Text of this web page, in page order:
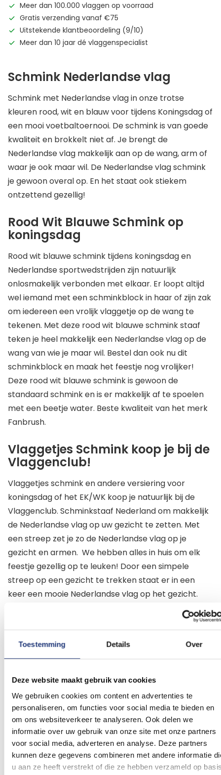
Toestemming Details Over
Deze website maakt gebruik van cookies
We gebruiken cookies om content en advertenties te
personaliseren, om functies voor social media te bieden en
om ons websiteverkeer te analyseren. Ook delen we
informatie over uw gebruik van onze site met onze partners
voor social media, adverteren en analyse. Deze partners
kunnen deze gegevens combineren met andere informatie
u aan ze heeft verstrekt of die ze hebben verzameld op
Meer dan 100.000 vlaggen op voorraad
Gratis verzending vanaf €75
Uitstekende klantbeoordeling (9/10)
Meer dan 10 jaar dé vlaggenspecialist
Schmink Nederlandse vlag
Schmink met Nederlandse vlag in onze trotse
kleuren rood, wit en blauw voor tijdens Koningsdag of
een mooi voetbaltoernooi. De schmink is van goede
kwaliteit en brokkelt niet af. Je brengt de
Nederlandse vlag makkelijk aan op de wang, arm of
waar je ook maar wil. De Nederlandse vlag schmink
je gewoon overal op. En het staat ook stiekem
ontzettend gezellig!
Rood Wit Blauwe Schmink op
koningsdag
Rood wit blauwe schmink tijdens koningsdag en
Nederlandse sportwedstrijden zijn natuurlijk
onlosmakelijk verbonden met elkaar. Er loopt altijd
wel iemand met een schminkblock in haar of zijn zak
om iedereen een vrolijk vlaggetje op de wang te
tekenen. Met deze rood wit blauwe schmink staaf
teken je heel makkelijk een Nederlandse vlag op de
wang van wie je maar wil. Bestel dan ook nu dit
schminkblock en maak het feestje nog vrolijker!
Deze rood wit blauwe schmink is gewoon de
standaard schmink en is er makkelijk af te spoelen
met een beetje water. Beste kwaliteit van het merk
Fanbrush.
Vlaggetjes Schmink koop je bij de
Vlaggenclub!
Vlaggetjes schmink en andere versiering voor
koningsdag of het EK/WK koop je natuurlijk bij de
Vlaggenclub. Schminkstaaf Nederland om makkelijk
de Nederlandse vlag op uw gezicht te zetten. Met
een streep zet je zo de Nederlandse vlag op je
gezicht en armen. We hebben alles in huis om elk
feestje gezellig op te leuken! Door een simpele
streep op een gezicht te trekken staat er in een
keer een mooie Nederlandse vlag op het gezicht.
Doorgaans de volgende werkdag in huis. Direct uit
eigen voorraad leverbaar.
Beoordelingen
Dit artikel heeft nog geen beoordelingen.
Schrijf een beoordeling